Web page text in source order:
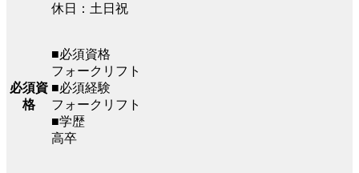
休日：土日祝
必須資
格
■必須資格
フォークリフト
■必須経験
フォークリフト
■学歴
高卒